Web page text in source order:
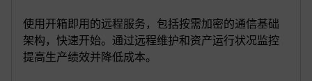
使用开箱即用的远程服务，包括按需加密的通信基础
架构，快速开始。通过远程维护和资产运行状况监控
提高生产绩效并降低成本。